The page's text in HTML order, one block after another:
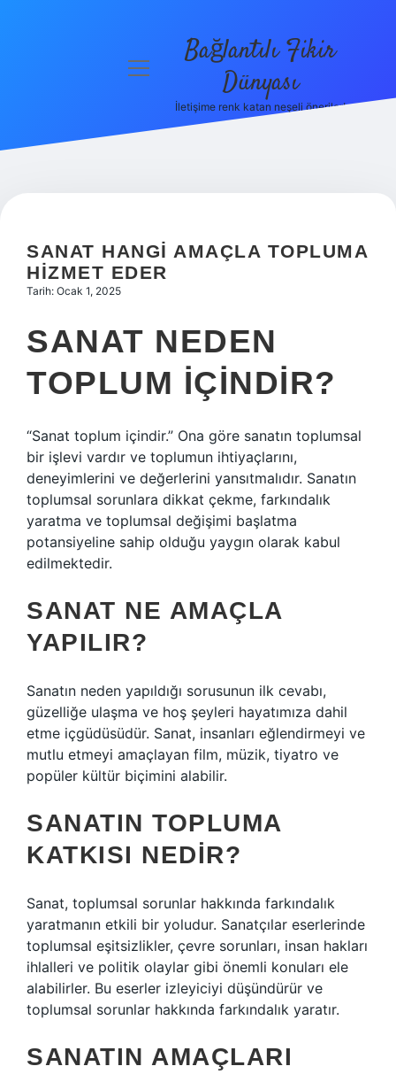
Hakkımızda
menüyü
Bağlantılı Fikir
Dünyası
İletişime renk katan neşeli öneriler!
SANAT HANGI AMAÇLA TOPLUMA
HIZMET EDER
Tarih: Ocak 1, 2025
SANAT NEDEN
TOPLUM IÇINDIR?
“Sanat toplum içindir.” Ona göre sanatın toplumsal
bir işlevi vardır ve toplumun ihtiyaçlarını,
deneyimlerini ve değerlerini yansıtmalıdır. Sanatın
toplumsal sorunlara dikkat çekme, farkındalık
yaratma ve toplumsal değişimi başlatma
potansiyeline sahip olduğu yaygın olarak kabul
edilmektedir.
SANAT NE AMAÇLA
YAPILIR?
Sanatın neden yapıldığı sorusunun ilk cevabı,
güzelliğe ulaşma ve hoş şeyleri hayatımıza dahil
etme içgüdüsüdür. Sanat, insanları eğlendirmeyi ve
mutlu etmeyi amaçlayan film, müzik, tiyatro ve
popüler kültür biçimini alabilir.
SANATIN TOPLUMA
KATKISI NEDIR?
Sanat, toplumsal sorunlar hakkında farkındalık
yaratmanın etkili bir yoludur. Sanatçılar eserlerinde
toplumsal eşitsizlikler, çevre sorunları, insan hakları
ihlalleri ve politik olaylar gibi önemli konuları ele
alabilirler. Bu eserler izleyiciyi düşündürür ve
toplumsal sorunlar hakkında farkındalık yaratır.
SANATIN AMAÇLARI